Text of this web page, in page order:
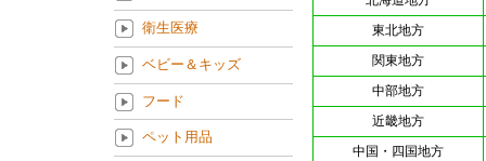
東北地方
関東地方
中部地方
近畿地方
中国・四国地方
衛生医療
ベビー＆キッズ
フード
ペット用品